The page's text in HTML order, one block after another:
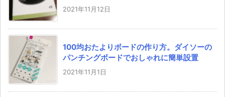
2021年11月12日
100均おたよりボードの作り方。ダイソーの
パンチングボードでおしゃれに簡単設置
2021年11月1日